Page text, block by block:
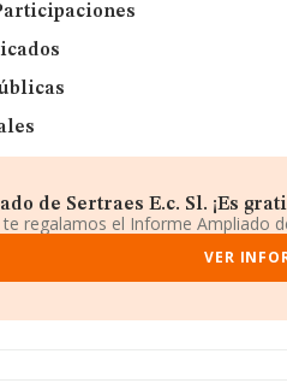
de Sertraes E.c. Sl. ¡Es
regalamos el Informe Ampliado
VER